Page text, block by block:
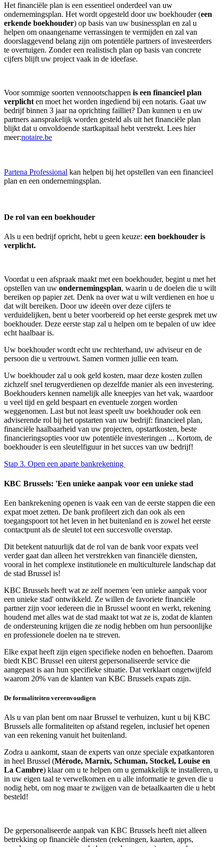
Het financiële plan is een essentieel onderdeel van uw
ondernemingsplan. Het wordt opgesteld door uw boekhouder (een
erkende boekhouder) op basis van uw businessplan en zal u
helpen om onaangename verrassingen te vermijden en zal van
doorslaggevend belang zijn om potentiële partners of investeerders
te overtuigen. Zonder een realistisch plan op basis van concrete
cijfers blijft uw project vaak in de ideefase.
Voor sommige soorten vennootschappen is een financieel plan
verplicht en moet het worden ingediend bij een notaris. Gaat uw
bedrijf binnen 3 jaar na oprichting failliet? Dan kunnen u en uw
partners aansprakelijk worden gesteld als uit het financiële plan
blijkt dat u onvoldoende startkapitaal hebt verstrekt. Lees hier
meer:notaire.be
Partena Professional kan helpen bij het opstellen van een financieel
plan en een ondernemingsplan.
De rol van een boekhouder
Als u een bedrijf opricht, hebt u geen keuze: een boekhouder is
verplicht.
Voordat u een afspraak maakt met een boekhouder, begint u met het
opstellen van uw ondernemingsplan, waarin u de doelen die u wilt
bereiken op papier zet. Denk na over wat u wilt verdienen en hoe u
dat wilt bereiken. Door uw ideeën over deze cijfers te
verduidelijken, bent u beter voorbereid op het eerste gesprek met uw
boekhouder. Deze eerste stap zal u helpen om te bepalen of uw idee
echt haalbaar is.
Uw boekhouder wordt echt uw rechterhand, uw adviseur en de
persoon die u vertrouwt. Samen vormen jullie een team.
Uw boekhouder zal u ook geld kosten, maar deze kosten zullen
zichzelf snel terugverdienen op dezelfde manier als een investering.
Boekhouders kennen namelijk alle kneepjes van het vak, waardoor
u veel tijd en geld bespaart en eventuele zorgen worden
weggenomen. Last but not least speelt uw boekhouder ook een
adviserende rol bij het opstarten van uw bedrijf: financieel plan,
financiële haalbaarheid van uw projecten, opstartkosten, beste
financieringsopties voor uw potentiële investeringen ... Kortom, de
boekhouder is een sleutelfiguur in het succes van uw bedrijf!
Stap 3. Open een aparte bankrekening
KBC Brussels: 'Een unieke aanpak voor een unieke stad
Een bankrekening openen is vaak een van de eerste stappen die een
expat moet zetten. De bank profileert zich dan ook als een
toegangspoort tot het leven in het buitenland en is zowel het eerste
contactpunt als de sleutel tot een succesvolle overstap.
Dit betekent natuurlijk dat de rol van de bank voor expats veel
verder gaat dan alleen het verstrekken van financiële diensten,
vooral in het complexe institutionele en multiculturele landschap dat
de stad Brussel is!
KBC Brussels heeft wat ze zelf noemen 'een unieke aanpak voor
een unieke stad' ontwikkeld. Ze willen de favoriete financiële
partner zijn voor iedereen die in Brussel woont en werkt, rekening
houdend met alles wat de stad maakt tot wat ze is, zodat de klanten
de ondersteuning krijgen die ze nodig hebben om hun persoonlijke
en professionele doelen na te streven.
Elke expat heeft zijn eigen specifieke noden en behoeften. Daarom
biedt KBC Brussel een uiterst gepersonaliseerde service die
aangepast is aan hun specifieke situatie. Dat verklaart ongetwijfeld
waarom 20% van de klanten van KBC Brussels expats zijn.
De formaliteiten vereenvoudigen
Als u van plan bent om naar Brussel te verhuizen, kunt u bij KBC
Brussels alle formaliteiten op afstand regelen, inclusief het openen
van een rekening vanuit het buitenland.
Zodra u aankomt, staan de experts van onze speciale expatkantoren
in heel Brussel (Mérode, Marnix, Schuman, Stockel, Louise en
La Cambre) klaar om u te helpen om u gemakkelijk te installeren, u
in uw eigen taal te verwelkomen en u alle informatie te geven die u
nodig hebt, om nog maar te zwijgen van de betaalkaarten die u hebt
besteld!
De gepersonaliseerde aanpak van KBC Brussels heeft niet alleen
betrekking op financiële diensten (rekeningen, kaarten, apps,